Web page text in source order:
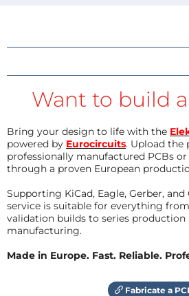
Want to build
Bring your design to life with the
powered by Eurocircuits. Upload the
professionally manufactured PCBs
through a proven European
Supporting KiCad, Eagle, Gerber,
service is suitable for everything
validation builds to series production
manufacturing.
Made in Europe. Fast. Reliable.
Fabricate a